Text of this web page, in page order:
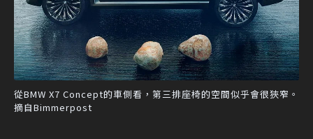
從BMW X7 Concept的車側看，第三排座椅的空間似乎會很狹窄。
摘自Bimmerpost